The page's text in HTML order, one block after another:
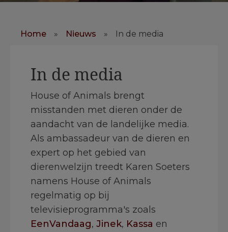
Home » Nieuws » In de media
In de media
House of Animals brengt
misstanden met dieren onder de
aandacht van de landelijke media.
Als ambassadeur van de dieren en
expert op het gebied van
dierenwelzijn treedt Karen Soeters
namens House of Animals
regelmatig op bij
televisieprogramma's zoals
EenVandaag, Jinek, Kassa en